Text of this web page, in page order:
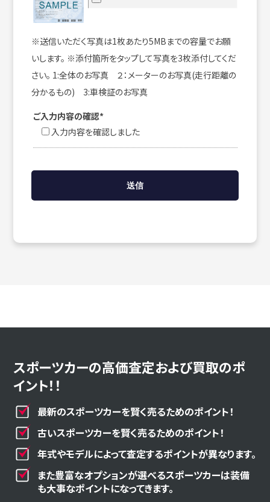
※送信いただく写真は1枚あたり5MBまでの容量でお願
いします。 ※添付箇所をタップして写真を3枚添付してくだ
さい。 1:全体のお写真 ２：メーターのお写真(走行距離の
分かるもの) 3:車検証のお写真
ご入力内容の確認*
入力内容を確認しました
スポーツカーの高価査定および買取のポ
イント！！
最新のスポーツカーを賢く売るためのポイント！
古いスポーツカーを賢く売るためのポイント！
年式やモデルによって査定するポイントが異なります。
また豊富なオプションが選べるスポーツカーは装備
も大事なポイントになってきます。